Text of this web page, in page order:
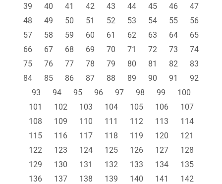
39
40 41 42 43 44 45 46
47
48
49 50 51 52 53 54 55
56
57
58 59 60 61 62 63 64
65
66
67 68 69 70 71 72 73
74
75
76 77 78 79 80 81 82
83
84
85 86 87 88 89 90 91
92
93
94 95 96 97 98 99
100
101
102 103 104 105 106
107
108
109 110 111 112 113
114
115
116 117 118 119 120
121
122
123 124 125 126 127
128
129
130 131 132 133 134
135
136
137 138 139 140 141
142